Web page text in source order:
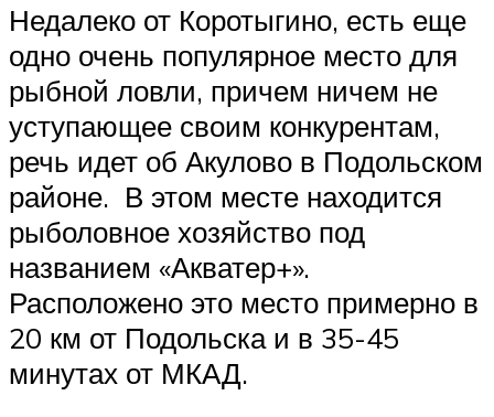
Недалеко от Коротыгино, есть еще
одно очень популярное место для
рыбной ловли, причем ничем не
уступающее своим конкурентам,
речь идет об Акулово в Подольском
районе. В этом месте находится
рыболовное хозяйство под
названием «Акватер+».
Расположено это место примерно в
20 км от Подольска и в 35-45
минутах от МКАД.